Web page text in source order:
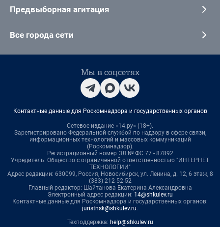
Предвыборная агитация
Все города сети
Мы в соцсетях
Контактные данные для Роскомнадзора и государственных органов
Сетевое издание «14.ру» (18+).
Зарегистрировано Федеральной службой по надзору в сфере связи,
информационных технологий и массовых коммуникаций
(Роскомнадзор).
Регистрационный номер ЭЛ № ФС 77 - 87892
Учредитель: Общество с ограниченной ответственностью "ИНТЕРНЕТ
ТЕХНОЛОГИИ"
Адрес редакции: 630099, Россия, Новосибирск, ул. Ленина, д. 12, 6 этаж, 8
(383) 212-52-52
Главный редактор: Шайтанова Екатерина Александровна
Электронный адрес редакции: 14@shkulev.ru
Контактные данные для Роскомнадзора и государственных органов:
juristnsk@shkulev.ru.
Техподдержка: help@shkulev.ru